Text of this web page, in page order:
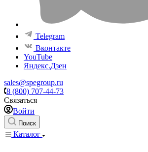
Telegram
Вконтакте
YouTube
Яндекс.Дзен
sales@spegroup.ru
8 (800) 707-44-73
Связаться
Войти
Поиск
Каталог